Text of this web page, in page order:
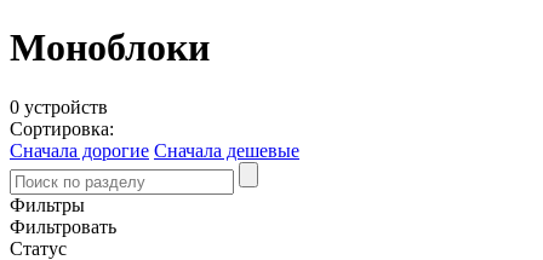
Моноблоки
0 устройств
Сортировка:
Сначала дорогие Сначала дешевые
Фильтры
Фильтровать
Статус